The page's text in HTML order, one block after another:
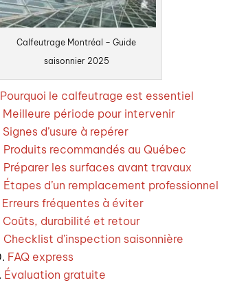
Calfeutrage Montréal – Guide
saisonnier 2025
Pourquoi le calfeutrage est essentiel
Meilleure période pour intervenir
Signes d’usure à repérer
Produits recommandés au Québec
Préparer les surfaces avant travaux
Étapes d’un remplacement professionnel
Erreurs fréquentes à éviter
Coûts, durabilité et retour
Checklist d’inspection saisonnière
FAQ express
Évaluation gratuite